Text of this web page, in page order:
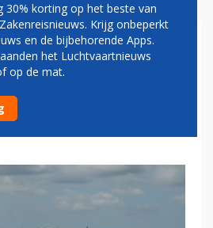
VANAF
WEER
NAAR
30% korting op het beste van
Krijg onbeperkt
en de bijbehorende Apps.
het Luchtvaartnieuws
op de mat.